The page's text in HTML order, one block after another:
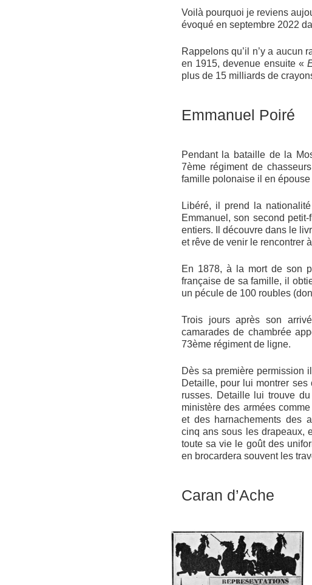
Voilà pourquoi je reviens
évoqué en septembre 2022
Rappelons qu’il n’y a aucun
en 1915, devenue ensuite «
plus de 15 milliards de
Emmanuel Poiré
Pendant la bataille de la
7ème régiment de
famille polonaise il en
Libéré, il prend la
Emmanuel, son second
entiers. Il découvre dans le
et rêve de venir le rencontrer
En 1878, à la mort de son
française de sa famille, il
un pécule de 100 roubles
Trois jours après son
camarades de chambrée
73ème régiment de ligne.
Dès sa première permission
Detaille, pour lui montrer ses
russes. Detaille lui trouve
ministère des armées
et des harnachements des
cinq ans sous les drapeaux,
toute sa vie le goût des
en brocardera souvent les
Caran d’Ache